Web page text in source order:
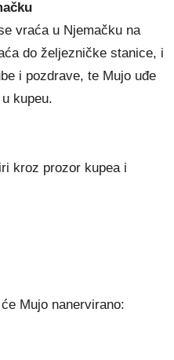
vraća u Njemačku na
do željezničke stanice, i
i pozdrave, te Mujo uđe
kupeu.
kroz prozor kupea i
Mujo nanervirano: